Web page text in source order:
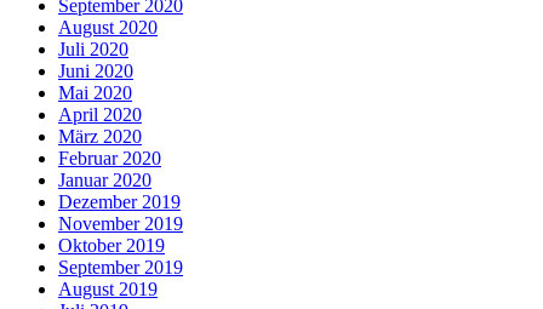
September 2020
August 2020
Juli 2020
Juni 2020
Mai 2020
April 2020
März 2020
Februar 2020
Januar 2020
Dezember 2019
November 2019
Oktober 2019
September 2019
August 2019